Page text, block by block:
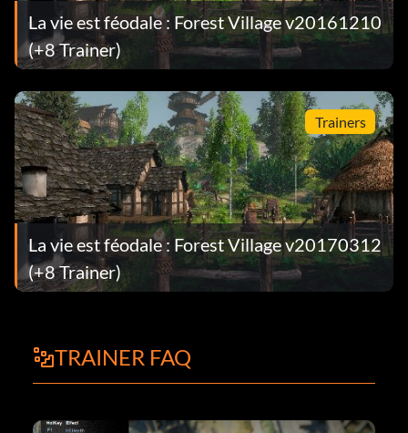
La vie est féodale : Forest Village v20161210
(+8 Trainer)
Trainers
La vie est féodale : Forest Village v20170312
(+8 Trainer)
TRAINER FAQ